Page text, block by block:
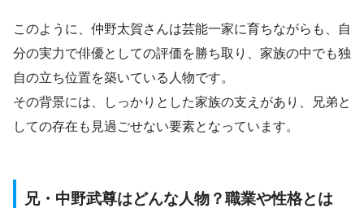
このように、仲野太賀さんは芸能一家に育ちながらも、自
分の実力で俳優としての評価を勝ち取り、家族の中でも独
自の立ち位置を築いている人物です。
その背景には、しっかりとした家族の支えがあり、兄弟と
しての存在も見過ごせない要素となっています。
兄・中野武尊はどんな人物？職業や性格とは